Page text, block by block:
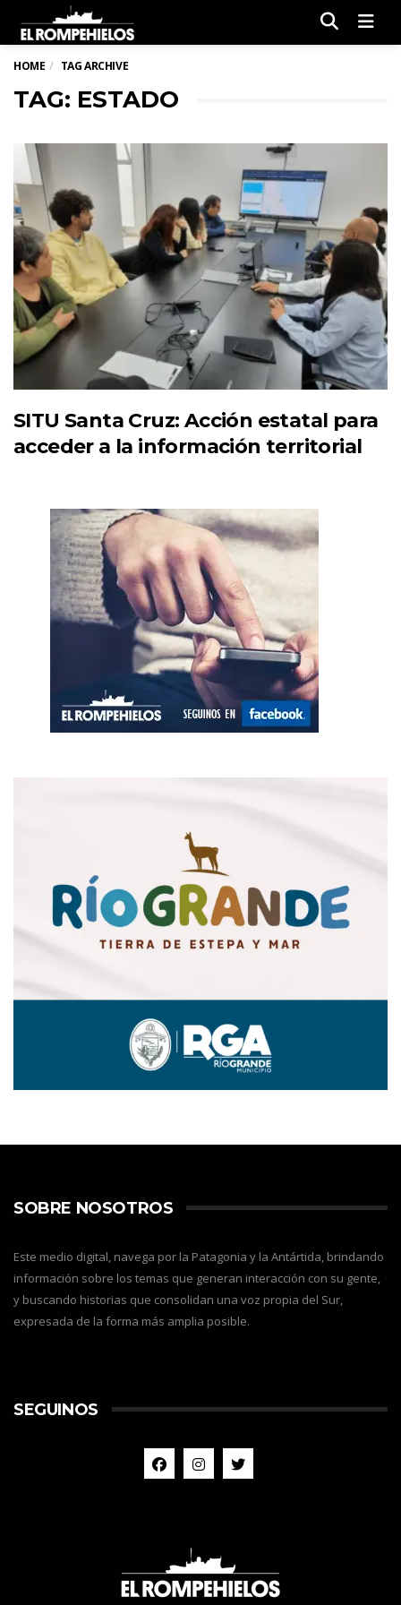
HOME TAG ARCHIVE
TAG: ESTADO
SITU Santa Cruz: Acción estatal para
acceder a la información territorial
SOBRE NOSOTROS
Este medio digital, navega por la Patagonia y la Antártida, brindando
información sobre los temas que generan interacción con su gente,
y buscando historias que consolidan una voz propia del Sur,
expresada de la forma más amplia posible.
SEGUINOS